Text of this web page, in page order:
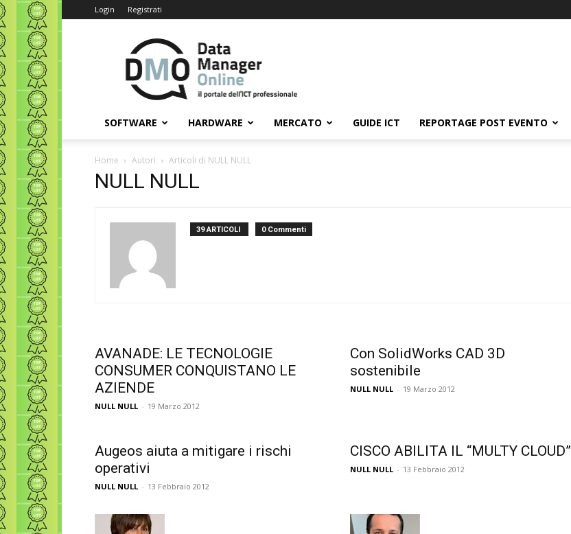
Login Registrati
Data
Manager
Online
SOFTWARE HARDWARE MERCATO GUIDE ICT REPORTAGE POST EVENTO
Home Autori Articoli di NULL NULL
NULL NULL
39 ARTICOLI 0 Commenti
AVANADE: LE TECNOLOGIE
CONSUMER CONQUISTANO LE
AZIENDE
NULL NULL - 19 Marzo 2012
Con SolidWorks CAD 3D
sostenibile
NULL NULL - 19 Marzo 2012
Augeos aiuta a mitigare i rischi
operativi
NULL NULL - 13 Febbraio 2012
CISCO ABILITA IL “MULTY CLOUD”
NULL NULL - 13 Febbraio 2012